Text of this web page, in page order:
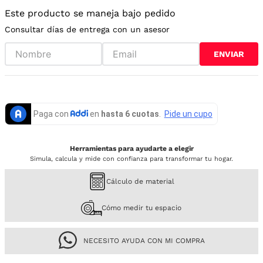
Este producto se maneja bajo pedido
Consultar días de entrega con un asesor
ENVIAR
Herramientas para ayudarte a elegir
Simula, calcula y mide con confianza para transformar tu hogar.
Cálculo de material
Cómo medir tu espacio
NECESITO AYUDA CON MI COMPRA